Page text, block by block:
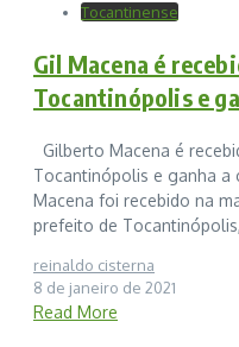
Tocantinense
Gil Macena é
Tocantinópolis e
Gilberto Macena é
Tocantinópolis e ganha a
Macena foi recebido na
prefeito de
reinaldo cisterna
8 de janeiro de 2021
Read More